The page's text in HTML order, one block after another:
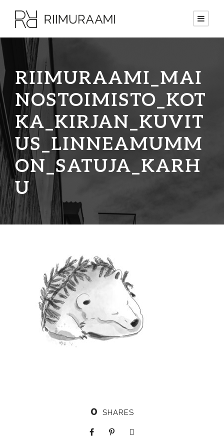
RIIMURAAMI_MAI
NOSTOIMISTO_KOT
KA_KIRJAN_KUVIT
US_LINNEAMUMM
ON_SATUJA_KARH
U
0 SHARES